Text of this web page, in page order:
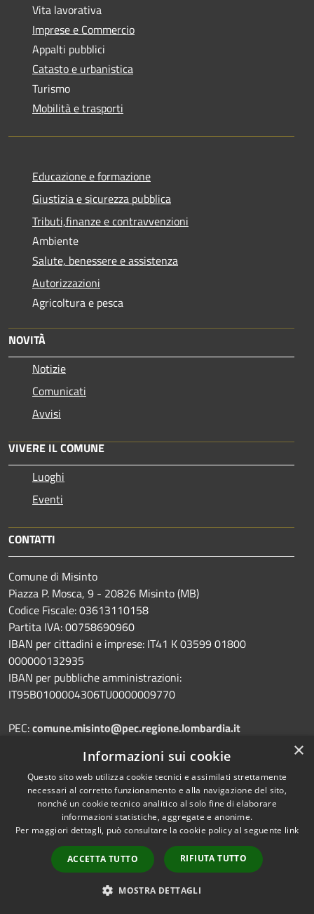
Vita lavorativa
Imprese e Commercio
Appalti pubblici
Catasto e urbanistica
Turismo
Mobilità e trasporti
Educazione e formazione
Giustizia e sicurezza pubblica
Tributi,finanze e contravvenzioni
Ambiente
Salute, benessere e assistenza
Autorizzazioni
Agricoltura e pesca
NOVITÀ
Notizie
Comunicati
Avvisi
VIVERE IL COMUNE
Luoghi
Eventi
CONTATTI
Comune di Misinto
Piazza P. Mosca, 9 - 20826 Misinto (MB)
Codice Fiscale: 03613110158
Partita IVA: 00758690960
IBAN per cittadini e imprese: IT41 K 03599 01800
000000132935
IBAN per pubbliche amministrazioni:
IT95B0100004306TU0000009770
PEC:comune.misinto@pec.regione.lombardia.it
Centralino Unico: 02 96721010
Prenotazione appuntamento
Segnalazione disservizio
Leggi le FAQ
Richiesta assistenza
×
Informazioni sui cookie
Questo sito web utilizza cookie tecnici e assimilati strettamente
necessari al corretto funzionamento e alla navigazione del sito,
nonché un cookie tecnico analitico al solo fine di elaborare
informazioni statistiche, aggregate e anonime.
Per maggiori dettagli, può consultare la cookie policy al seguente link
ACCETTA TUTTO RIFIUTA TUTTO
MOSTRA DETTAGLI